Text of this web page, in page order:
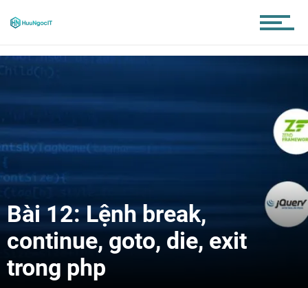
Bài 12: Lệnh break,
continue, goto, die, exit
trong php